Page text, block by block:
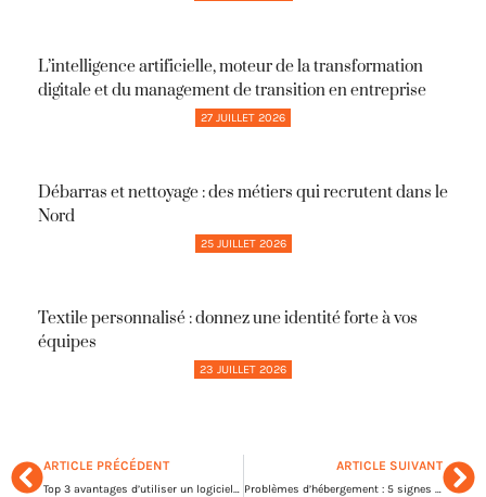
L’intelligence artificielle, moteur de la transformation
digitale et du management de transition en entreprise
27 JUILLET 2026
Débarras et nettoyage : des métiers qui recrutent dans le
Nord
25 JUILLET 2026
Textile personnalisé : donnez une identité forte à vos
équipes
23 JUILLET 2026
ARTICLE PRÉCÉDENT
Top 3 avantages d’utiliser un logiciel de location saisonnière
ARTICLE SUIVANT
Problèmes d’hébergement : 5 signes qu’il est temps de changer de prestataire de service